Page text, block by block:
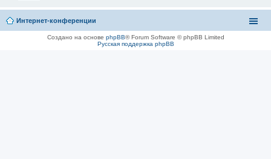
Интернет-конференции
Создано на основе phpBB® Forum Software © phpBB Limited
Русская поддержка phpBB